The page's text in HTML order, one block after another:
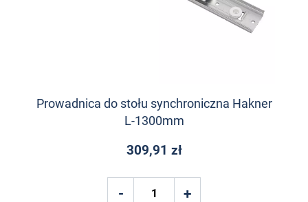
Prowadnica do stołu synchroniczna Hakner
L-1300mm
309,91 zł